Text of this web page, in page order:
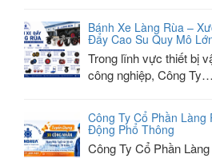
Bánh Xe Làng Rùa –
Đẩy Cao Su Quy Mô
Trong lĩnh vực thiết bị
công nghiệp, Công Ty…
Công Ty Cổ Phần Làng
Động Phổ Thông
Công Ty Cổ Phần